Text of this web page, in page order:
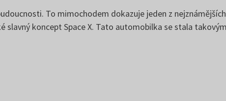
To mimochodem dokazuje jeden z
slavný koncept Space X. Tato automobilka se stala